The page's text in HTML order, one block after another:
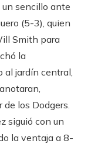
un sencillo ante
(5-3), quien
Smith para
la
al jardín central,
los Dodgers.
siguió con un
la ventaja a 8-